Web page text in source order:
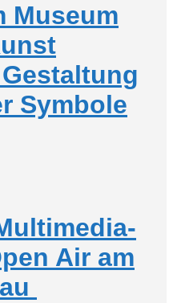
Museum
Symbole
Air am